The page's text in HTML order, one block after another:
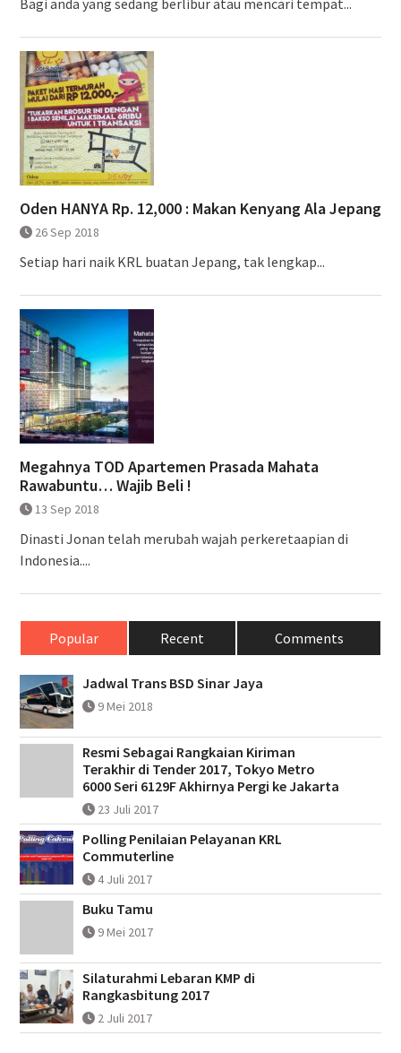
Oden HANYA Rp. 12,000 : Makan Kenyang Ala Jepang
26 Sep 2018
Setiap hari naik KRL buatan Jepang, tak lengkap...
Megahnya TOD Apartemen Prasada Mahata
Rawabuntu… Wajib Beli !
13 Sep 2018
Dinasti Jonan telah merubah wajah perkeretaapian di
Indonesia....
Popular Recent Comments
Jadwal Trans BSD Sinar Jaya
9 Mei 2018
Resmi Sebagai Rangkaian Kiriman
Terakhir di Tender 2017, Tokyo Metro
6000 Seri 6129F Akhirnya Pergi ke Jakarta
23 Juli 2017
Polling Penilaian Pelayanan KRL
Commuterline
4 Juli 2017
Buku Tamu
9 Mei 2017
Silaturahmi Lebaran KMP di
Rangkasbitung 2017
2 Juli 2017